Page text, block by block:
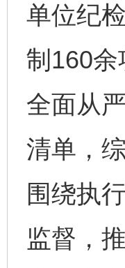
单位纪
制160
全面从
清单，
围绕执
监督，